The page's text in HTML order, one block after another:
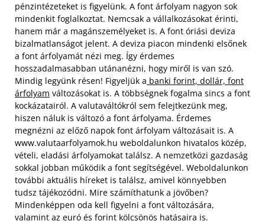
pénzintézeteket is figyelünk. A font árfolyam nagyon sok
mindenkit foglalkoztat. Nemcsak a vállalkozásokat érinti,
hanem már a magánszemélyeket is. A font óriási deviza
bizalmatlanságot jelent. A deviza piacon mindenki elsőnek
a font árfolyamát nézi meg. Így érdemes
hosszadalmasabban utánanézni, hogy miről is van szó.
Mindig legyünk résen! Figyeljük a banki forint, dollár, font
árfolyam változásokat is. A többségnek fogalma sincs a font
kockázatairól. A valutaváltókról sem felejtkezünk meg,
hiszen náluk is változó a font árfolyama. Érdemes
megnézni az előző napok font árfolyam változásait is. A
www.valutaarfolyamok.hu weboldalunkon hivatalos közép,
vételi, eladási árfolyamokat találsz. A nemzetközi gazdaság
sokkal jobban működik a font segítségével. Weboldalunkon
további aktuális híreket is találsz, amivel könnyebben
tudsz tájékozódni. Mire számíthatunk a jövőben?
Mindenképpen oda kell figyelni a font változására,
valamint az euró és forint kölcsönös hatásaira is.